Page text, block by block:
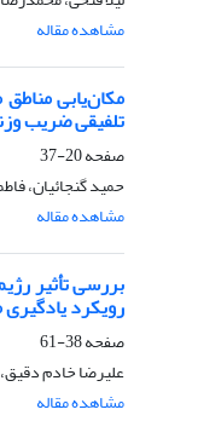
مشاهده مقاله
مکان‌یابی
تلفیقی ضریب
صفحه20-37
حمید گنجائیان،
مشاهده مقاله
بررسی تأثیر
رویکرد
صفحه38-61
علیرضا خادم
مشاهده مقاله